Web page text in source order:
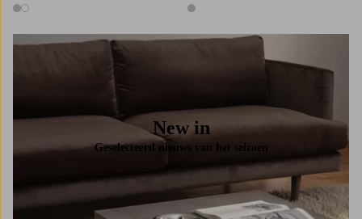
2 kleuren 1 kleur
New in
Geselecteerd nieuws van het seizoen